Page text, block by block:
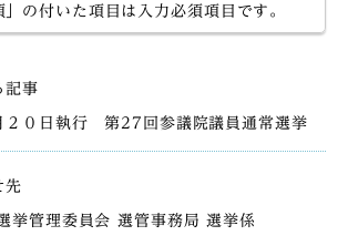
の付いた項目は入力必須項目です。
記事
２０日執行 第27回参議院議員通常選挙
先
挙管理委員会 選管事務局 選挙係